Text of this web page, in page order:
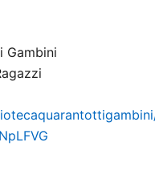
Gambini